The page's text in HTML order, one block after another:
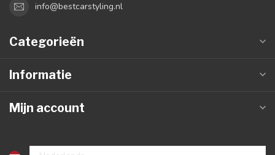
info@bestcarstyling.nl
Categorieën
Informatie
Mijn account